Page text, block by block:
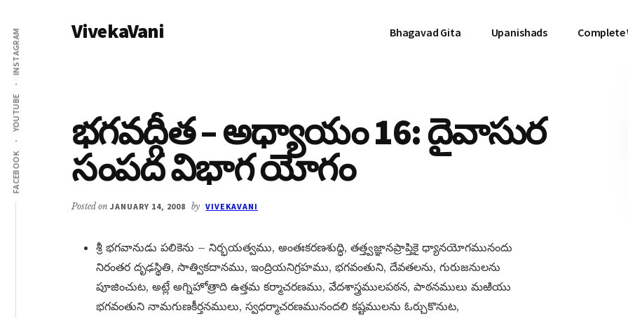
main
content
primary
sidebar
Additional
menu
FACEBOOK
YOUTUBE
INSTAGRAM VivekaVani Bhagavad Gita Upanishads Complete
భగవద్గీత – అధ్యాయం 16: దైవాసుర
సంపద విభాగ యోగం
Posted on JANUARY 14, 2008 by VIVEKAVANI
శ్రీ భగవానుడు పలికెను – నిర్భయత్వము, అంతఃకరణశుద్ధి, తత్త్వజ్ఞానప్రాప్తికై ధ్యానయోగమునందు
నిరంతర దృఢస్థితి, సాత్వికదానము, ఇంద్రియనిగ్రహము, భగవంతుని, దేవతలను, గురుజనులను
పూజించుట, అట్లే అగ్నిహోత్రాది ఉత్తమ కర్మాచరణము, వేదశాస్త్రములపఠన, పాఠనములు మఱియు
భగవంతుని నామగుణకీర్తనములు, స్వధర్మాచరణమునందలి కష్టములను ఓర్చుకొనుట,